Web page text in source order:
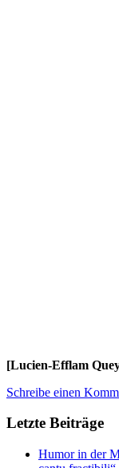
[Lucien-Efflam
Schreibe einen
Letzte Beiträge
Humor in der